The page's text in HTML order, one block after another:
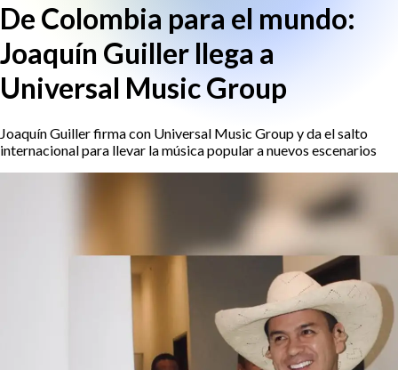
De Colombia para el mundo:
Joaquín Guiller llega a
Universal Music Group
Joaquín Guiller firma con Universal Music Group y da el salto
internacional para llevar la música popular a nuevos escenarios